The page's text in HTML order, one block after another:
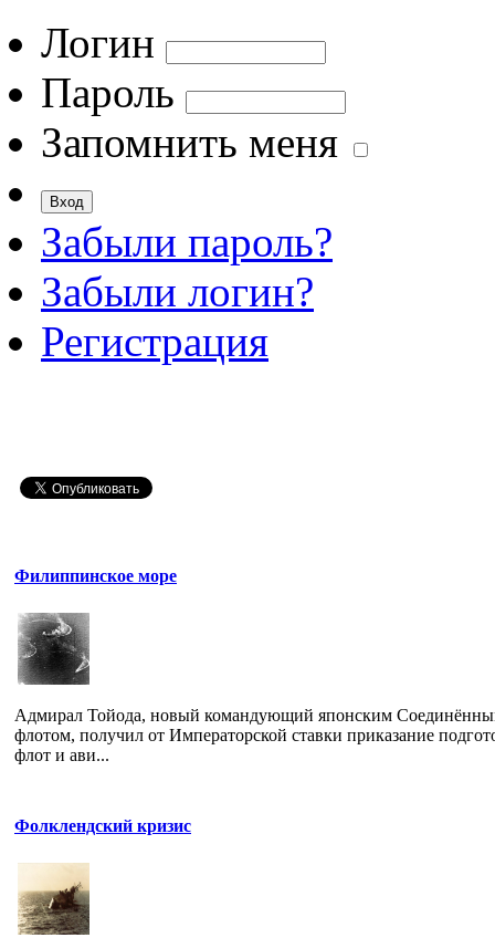
Логин
Пароль
Запомнить меня
Забыли пароль?
Забыли логин?
Регистрация
Филиппинское море
Адмирал Тойода, новый командующий японским
флотом, получил от Императорской ставки приказание
флот и ави...
Фолклендский кризис